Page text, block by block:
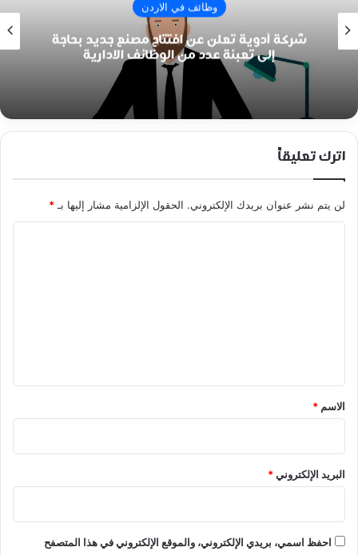
وظائف في الاردن
شركة أدوية تعلن عن افتتاح مصنع جديد بحاجة
إلى تعبئة عدد من الوظائف الادارية
اترك تعليقاً
لن يتم نشر عنوان بريدك الإلكتروني. الحقول الإلزامية مشار إليها بـ *
*
الاسم *
البريد الإلكتروني*
احفظ اسمي، بريدي الإلكتروني، والموقع الإلكتروني في هذا المتصفح